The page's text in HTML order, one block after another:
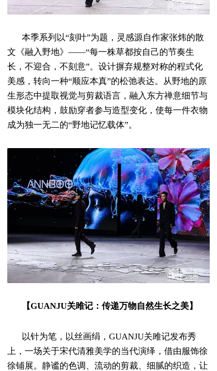
本季系列以“刻叶”为题，灵感源自作家张炜的散
文《融入野地》——“每一株草都按自己的节奏生
长，不迎合，不刻意”。设计摒弃规整对称的程式化
美感，转向一种“顺应本真”的松弛表达。从野地的原
生形态中提取视觉与剪裁语言，融入东方禅意细节与
模块化结构，鼓励穿者参与造型变化，使每一件衣物
成为独一无二的“野地记忆载体”。
【GUANJU关雎记：传递万物自然生长之美】
以针为笔，以丝画绢，GUANJU关雎记发布秀
上，一场关于宋代清雅美学的当代演绎，借由服饰徐
徐铺展。静谧的色调、流动的剪裁、细腻的织造，让